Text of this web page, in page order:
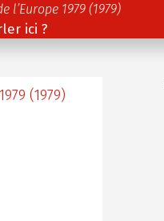
l’Europe 1979 (1979)
ici ?
(1979)